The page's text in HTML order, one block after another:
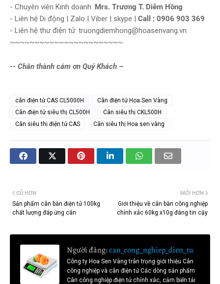
- Chuyên viên Kinh doanh :Mrs. Trương T. Diễm Hồng
- Liên hệ Di động | Zalo | Viber | skype | Call : 0906 903 369
- Liên hệ thư điện tử: truongdiemhong@hoasenvang.vn
~~~~~~~~~~~~~~~~~~~~~~~
-- Chân thành cám ơn Quý Khách –
cân điện tử CAS CL5000H
Cân điện tử Hoa Sen Vàng
Cân điện tử siêu thị CL500H
Cân siêu thị CKL500H
Cân siêu thị điện tử CAS
Cân siêu thị Hoa sen vàng
MỚI HƠN
Giới thiệu về cân bàn công nghiệp
chính xác 60kg x10g đáng tin cậy
CŨ HƠN
Sản phẩm cân bàn điện tử 100kg
chất lượng đáp ứng cân
Người đăng:can_cong_nghiep_dien_tu
Công ty Hoa Sen Vàng trân trọng giới thiệu Cân
công nghiệp và cân điện tử Các dòng sản phẩm
Cân công nghiệp điện tử chính xác, cảm biến tải